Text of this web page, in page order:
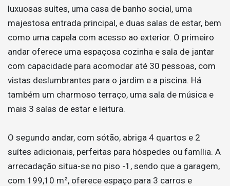
luxuosas suítes, uma casa de banho social, uma
majestosa entrada principal, e duas salas de estar, bem
como uma capela com acesso ao exterior. O primeiro
andar oferece uma espaçosa cozinha e sala de jantar
com capacidade para acomodar até 30 pessoas, com
vistas deslumbrantes para o jardim e a piscina. Há
também um charmoso terraço, uma sala de música e
mais 3 salas de estar e leitura.
O segundo andar, com sótão, abriga 4 quartos e 2
suítes adicionais, perfeitas para hóspedes ou família. A
arrecadação situa-se no piso -1, sendo que a garagem,
com 199,10 m², oferece espaço para 3 carros e